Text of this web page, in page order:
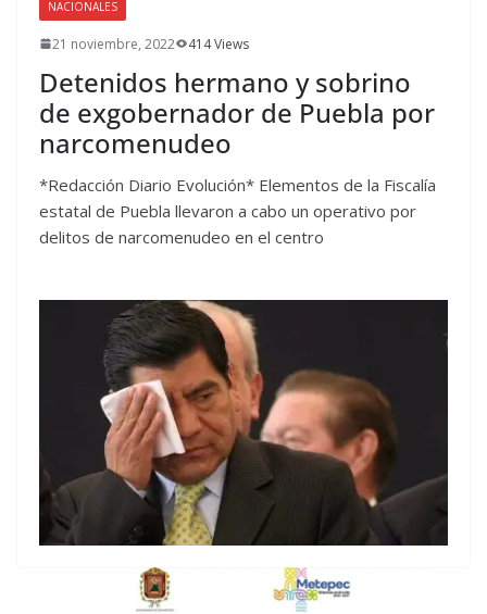
NACIONALES
21 noviembre, 2022 414 Views
Detenidos hermano y sobrino
de exgobernador de Puebla por
narcomenudeo
*Redacción Diario Evolución* Elementos de la Fiscalía
estatal de Puebla llevaron a cabo un operativo por
delitos de narcomenudeo en el centro